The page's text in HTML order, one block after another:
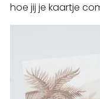
hoe jij je kaartje